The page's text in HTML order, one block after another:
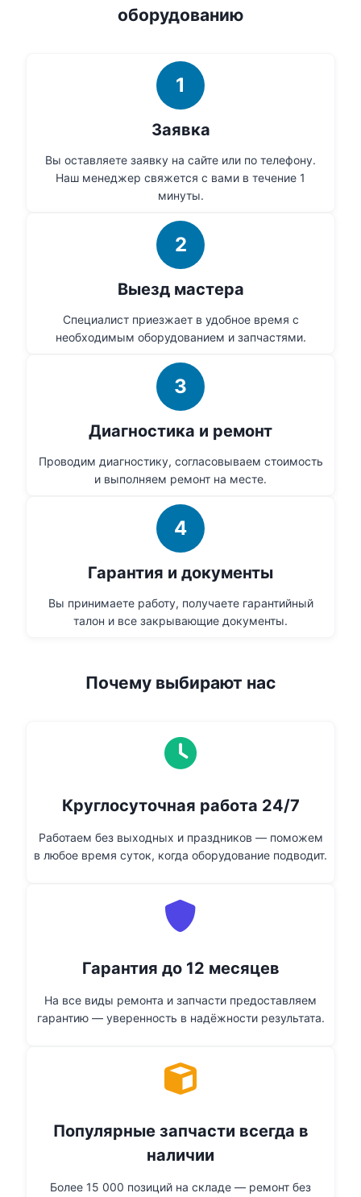
оборудованию
1
Заявка
Вы оставляете заявку на сайте или по телефону.
Наш менеджер свяжется с вами в течение 1
минуты.
2
Выезд мастера
Специалист приезжает в удобное время с
необходимым оборудованием и запчастями.
3
Диагностика и ремонт
Проводим диагностику, согласовываем стоимость
и выполняем ремонт на месте.
4
Гарантия и документы
Вы принимаете работу, получаете гарантийный
талон и все закрывающие документы.
Почему выбирают нас
Круглосуточная работа 24/7
Работаем без выходных и праздников — поможем
в любое время суток, когда оборудование подводит.
Гарантия до 12 месяцев
На все виды ремонта и запчасти предоставляем
гарантию — уверенность в надёжности результата.
Популярные запчасти всегда в
наличии
Более 15 000 позиций на складе — ремонт без